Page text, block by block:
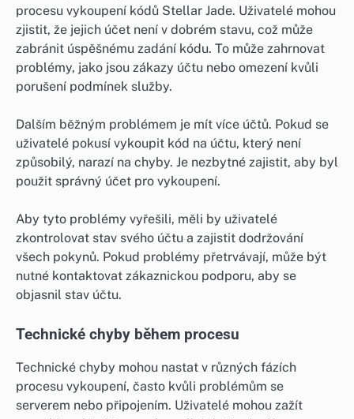
procesu vykoupení kódů Stellar Jade. Uživatelé mohou
zjistit, že jejich účet není v dobrém stavu, což může
zabránit úspěšnému zadání kódu. To může zahrnovat
problémy, jako jsou zákazy účtu nebo omezení kvůli
porušení podmínek služby.
Dalším běžným problémem je mít více účtů. Pokud se
uživatelé pokusí vykoupit kód na účtu, který není
způsobilý, narazí na chyby. Je nezbytné zajistit, aby byl
použit správný účet pro vykoupení.
Aby tyto problémy vyřešili, měli by uživatelé
zkontrolovat stav svého účtu a zajistit dodržování
všech pokynů. Pokud problémy přetrvávají, může být
nutné kontaktovat zákaznickou podporu, aby se
objasnil stav účtu.
Technické chyby během procesu
Technické chyby mohou nastat v různých fázích
procesu vykoupení, často kvůli problémům se
serverem nebo připojením. Uživatelé mohou zažít